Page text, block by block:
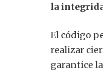
la
El código
realizar
garantice